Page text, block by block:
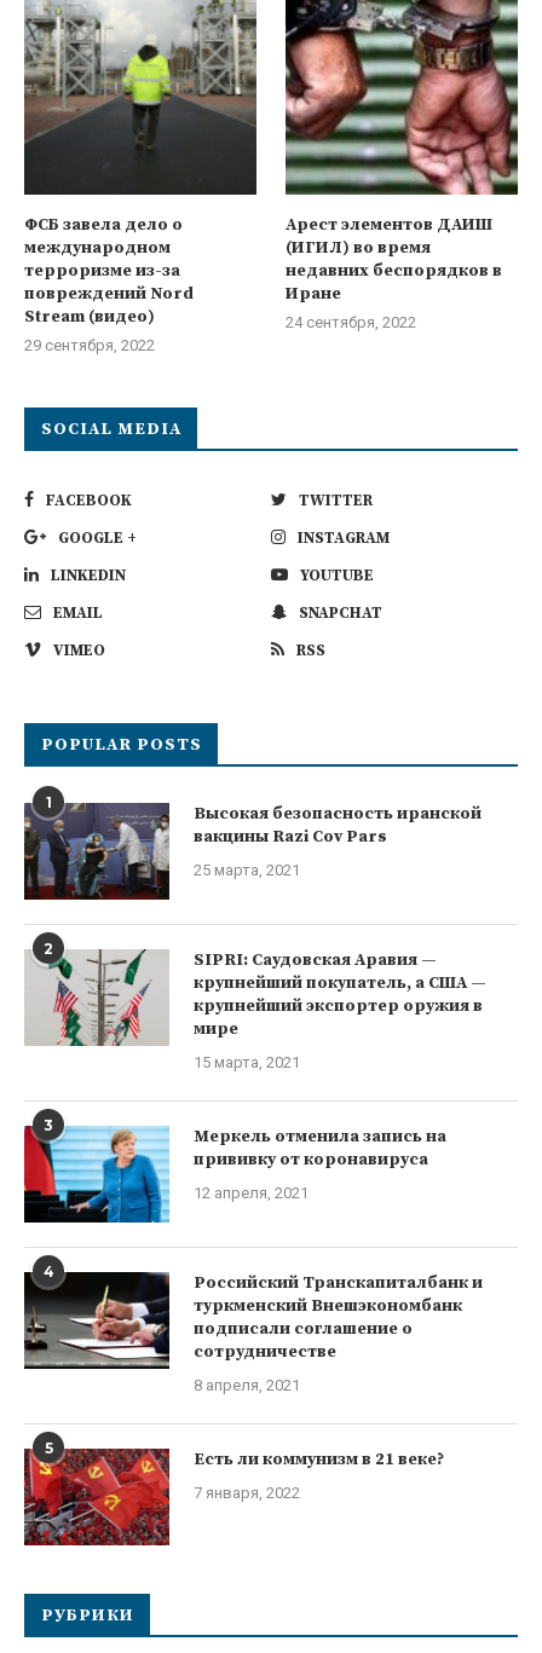
ФСБ завела дело о
международном
терроризме из-за
повреждений Nord
Stream (видео)
29 сентября, 2022
Арест элементов ДАИШ
(ИГИЛ) во время
недавних беспорядков в
Иране
24 сентября, 2022
SOCIAL MEDIA
FACEBOOK
TWITTER
GOOGLE +
INSTAGRAM
LINKEDIN
YOUTUBE
EMAIL
SNAPCHAT
VIMEO
RSS
POPULAR POSTS
1
Высокая безопасность иранской
вакцины Razi Cov Pars
25 марта, 2021
2
SIPRI: Саудовская Аравия —
крупнейший покупатель, а США —
крупнейший экспортер оружия в
мире
15 марта, 2021
3
Меркель отменила запись на
прививку от коронавируса
12 апреля, 2021
4
Российский Транскапиталбанк и
туркменский Внешэкономбанк
подписали соглашение о
сотрудничестве
8 апреля, 2021
5 Есть ли коммунизм в 21 веке?
7 января, 2022
РУБРИКИ